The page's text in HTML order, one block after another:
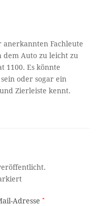
anerkannten Fachleute
dem Auto zu leicht zu
1100. Es könnte
oder sogar ein
Zierleiste kennt.
Adresse*